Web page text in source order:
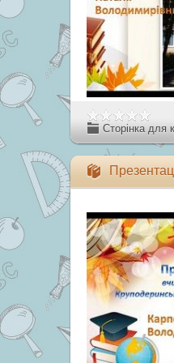
Сторінка для